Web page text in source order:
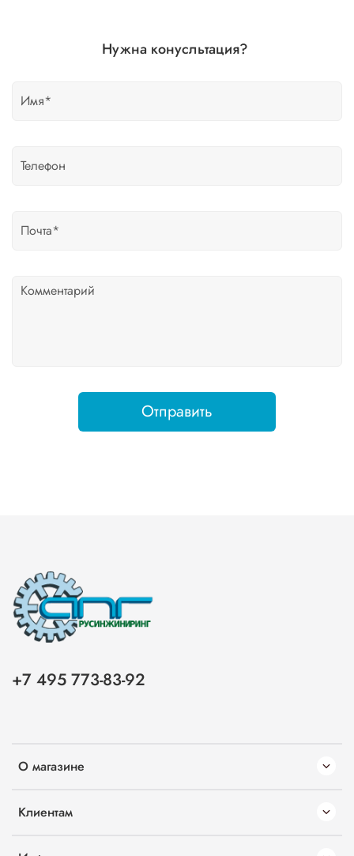
Нужна конусльтация?
Отправить
О магазине
Клиентам
+7 495 773-83-92